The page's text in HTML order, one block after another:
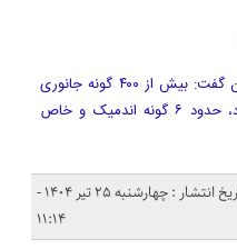
مدیرکل حفاظت محیط زیست لرستان گفت: بیش از ۴۰۰ گونه جانوری
در استان وجود دارد که از این تعداد، حدود ۶ گونه اندمیک و خاص
تاریخ انتشار : چهارشنبه ۲۵ تیر ۱۴۰۴ -
۱۱:۱۴